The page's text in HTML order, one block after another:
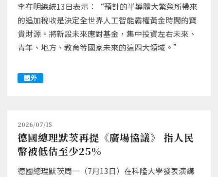
李在明總統13日表示：“預計的半導體大繁榮所帶來
的追加稅收是決定全世界人工智能霸權黃金時間的寶
貴財源。將新設未來應對基金，集中投資左右未來、
青年、地方、教育等國家未來的這四大領域。”
國外
2026/07/15
德國總理默茨再提《廣場協議》 指人民
幣被低估至少25%
德國總理默茨周一（7月13日）在科隆大學發表演講